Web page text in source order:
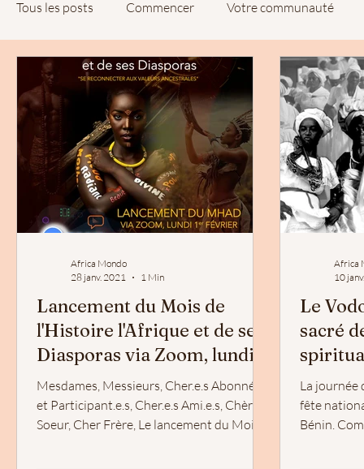
Tous les posts Commencer Votre communauté
Africa Mondo
28 janv. 2021
1 Min
Lancement du Mois de
l'Histoire l'Afrique et de ses
Diasporas via Zoom, lundi
1er février
Mesdames, Messieurs, Cher.e.s Abonné.e.s
et Participant.e.s, Cher.e.s Ami.e.s, Chère
Soeur, Cher Frère, Le lancement du Mois
Africa
10
Le
sacré
La journée
fête
Bénin.